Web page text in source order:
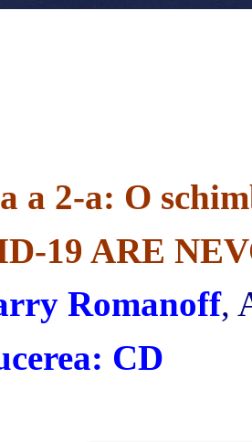
a 2-a: O
19 ARE
Romanoff,
CD